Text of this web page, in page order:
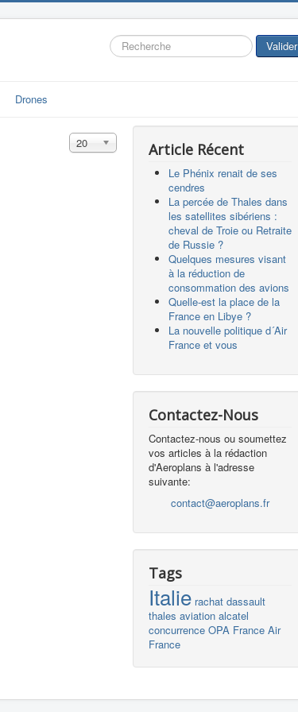
Rechercher Valider
Drones
Affichage #
20
Article Récent
Le Phénix renait de ses
cendres
La percée de Thales dans
les satellites sibériens :
cheval de Troie ou Retraite
de Russie ?
Quelques mesures visant
à la réduction de
consommation des avions
Quelle-est la place de la
France en Libye ?
La nouvelle politique d´Air
France et vous
Contactez-Nous
Contactez-nous ou soumettez
vos articles à la rédaction
d'Aeroplans à l'adresse
suivante:
contact@aeroplans.fr
Tags
Italie rachat dassault
thales aviation alcatel
concurrence OPA France Air
France